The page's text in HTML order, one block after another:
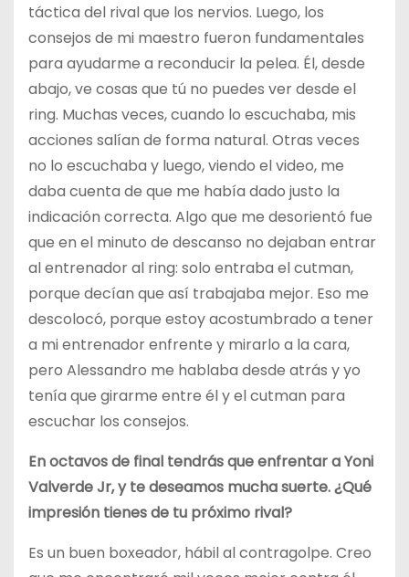
táctica del rival que los nervios. Luego, los
consejos de mi maestro fueron fundamentales
para ayudarme a reconducir la pelea. Él, desde
abajo, ve cosas que tú no puedes ver desde el
ring. Muchas veces, cuando lo escuchaba, mis
acciones salían de forma natural. Otras veces
no lo escuchaba y luego, viendo el video, me
daba cuenta de que me había dado justo la
indicación correcta. Algo que me desorientó fue
que en el minuto de descanso no dejaban entrar
al entrenador al ring: solo entraba el cutman,
porque decían que así trabajaba mejor. Eso me
descolocó, porque estoy acostumbrado a tener
a mi entrenador enfrente y mirarlo a la cara,
pero Alessandro me hablaba desde atrás y yo
tenía que girarme entre él y el cutman para
escuchar los consejos.
En octavos de final tendrás que enfrentar a Yoni
Valverde Jr, y te deseamos mucha suerte. ¿Qué
impresión tienes de tu próximo rival?
Es un buen boxeador, hábil al contragolpe. Creo